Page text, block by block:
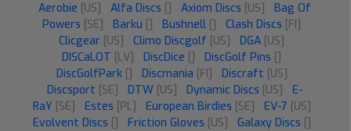
Aerobie [US] Alfa Discs [] Axiom Discs [US]
Bag Of
Powers [SE] Barku [] Bushnell [] Clash Discs [FI]
Clicgear [US] Climo Discgolf [US] DGA [US]
DISCaLOT [LV] DiscDice [] DiscGolf Pins []
DiscGolfPark [] Discmania [FI] Discraft [US]
Discsport [SE] DTW [US] Dynamic Discs [US]
E-
RaY [SE] Estes [PL] European Birdies [SE] EV-7 [US]
Evolvent Discs [] Friction Gloves [US] Galaxy Discs []